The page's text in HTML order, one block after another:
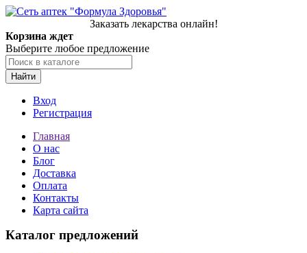
Заказать лекарства онлайн!
Корзина ждет
Выберите любое предложение
Найти
Вход
Регистрация
Главная
О нас
Блог
Доставка
Оплата
Контакты
Карта сайта
Каталог предложений